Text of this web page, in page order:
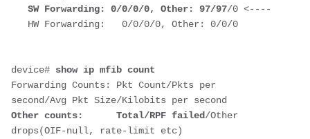
SW Forwarding: 0/0/0/0, Other: 97/97/0 <----
HW Forwarding:   0/0/0/0, Other: 0/0/0
device# show ip mfib count
Forwarding Counts: Pkt Count/Pkts per
second/Avg Pkt Size/Kilobits per second
Other counts:      Total/RPF failed/Other
drops(OIF-null, rate-limit etc)